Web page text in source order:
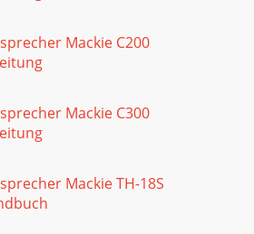
Mackie C200
Mackie C300
Mackie TH-18S